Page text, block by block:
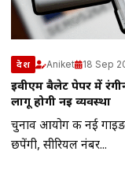
देश Aniket 18 Sep
ईवीएम बैलेट पेपर में
लागू होगी नई व्यवस्था
चुनाव आयोग की नई
छपेंगी, सीरियल नंबर...